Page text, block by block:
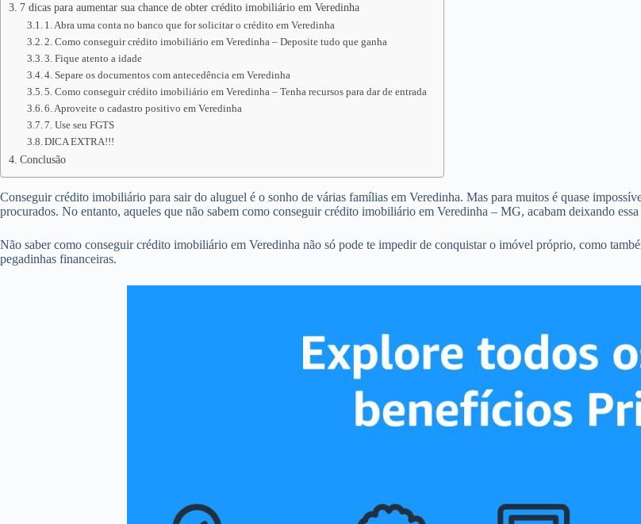
7 dicas para aumentar sua chance de obter crédito imobiliário em Veredinha
1. Abra uma conta no banco que for solicitar o crédito em Veredinha
2. Como conseguir crédito imobiliário em Veredinha – Deposite tudo que ganha
3. Fique atento a idade
4. Separe os documentos com antecedência em Veredinha
5. Como conseguir crédito imobiliário em Veredinha – Tenha recursos para dar de entrada
6. Aproveite o cadastro positivo em Veredinha
7. Use seu FGTS
DICA EXTRA!!!
Conclusão
Conseguir crédito imobiliário para sair do aluguel é o sonho de várias famílias em Veredinha. Mas para muitos é quase
procurados. No entanto, aqueles que não sabem como conseguir crédito imobiliário em Veredinha – MG, acabam deixando essa
Não saber como conseguir crédito imobiliário em Veredinha não só pode te impedir de conquistar o imóvel próprio, como
pegadinhas financeiras.